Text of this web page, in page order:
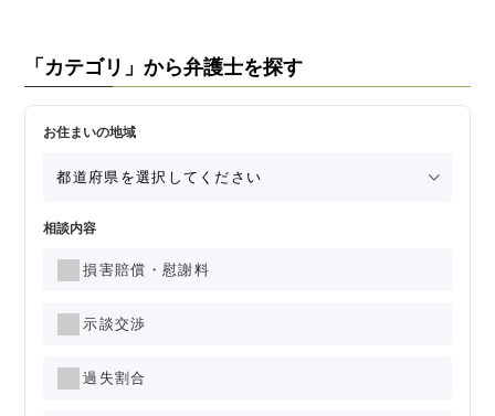
「カテゴリ」から弁護士を探す
お住まいの地域
相談内容
損害賠償・慰謝料
示談交渉
過失割合